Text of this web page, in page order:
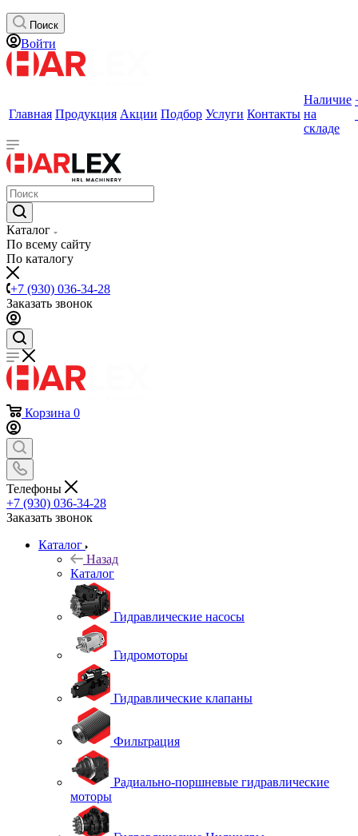
Поиск
Войти
Главная Продукция Акции Подбор Услуги Контакты
Наличие
на
складе
Каталог
По всему сайту
По каталогу
+7 (930) 036-34-28
Заказать звонок
Корзина 0
Телефоны
+7 (930) 036-34-28
Заказать звонок
Каталог
Назад
Каталог
Гидравлические насосы
Гидромоторы
Гидравлические клапаны
Фильтрация
Радиально-поршневые гидравлические
моторы